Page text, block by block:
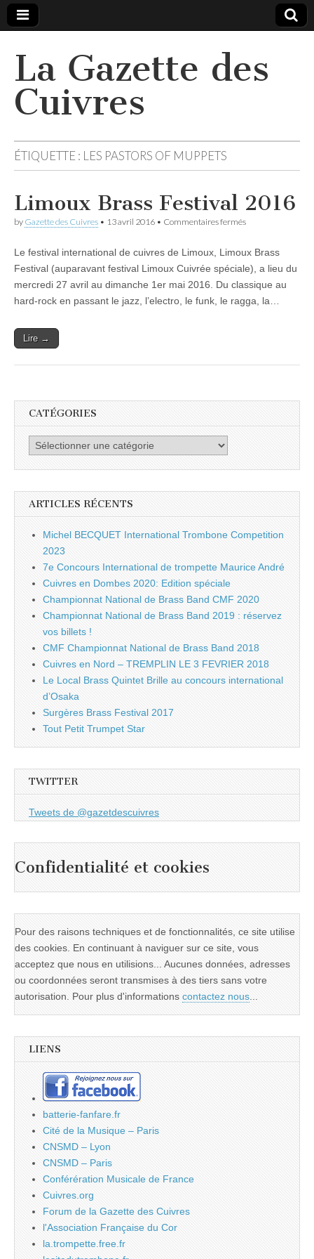
La Gazette des
Cuivres
ÉTIQUETTE : LES PASTORS OF MUPPETS
Limoux Brass Festival 2016
by Gazette des Cuivres • 13 avril 2016 • Commentaires ferméssur
Festival
2016
Le festival international de cuivres de Limoux, Limoux Brass
Festival (auparavant festival Limoux Cuivrée spéciale), a lieu du
mercredi 27 avril au dimanche 1er mai 2016. Du classique au
hard-rock en passant le jazz, l’electro, le funk, le ragga, la…
Lire →
CATÉGORIES
Catégories
ARTICLES RÉCENTS
Michel BECQUET International Trombone Competition
2023
7e Concours International de trompette Maurice André
Cuivres en Dombes 2020: Edition spéciale
Championnat National de Brass Band CMF 2020
Championnat National de Brass Band 2019 : réservez
vos billets !
CMF Championnat National de Brass Band 2018
Cuivres en Nord – TREMPLIN LE 3 FEVRIER 2018
Le Local Brass Quintet Brille au concours international
d’Osaka
Surgères Brass Festival 2017
Tout Petit Trumpet Star
TWITTER
Tweets de @gazetdescuivres
Confidentialité et cookies
Pour des raisons techniques et de fonctionnalités, ce site utilise
des cookies. En continuant à naviguer sur ce site, vous
acceptez que nous en utilisions... Aucunes données, adresses
ou coordonnées seront transmises à des tiers sans votre
autorisation. Pour plus d'informations contactez nous...
LIENS
batterie-fanfare.fr
Cité de la Musique – Paris
CNSMD – Lyon
CNSMD – Paris
Conférération Musicale de France
Cuivres.org
Forum de la Gazette des Cuivres
l'Association Française du Cor
la.trompette.free.fr